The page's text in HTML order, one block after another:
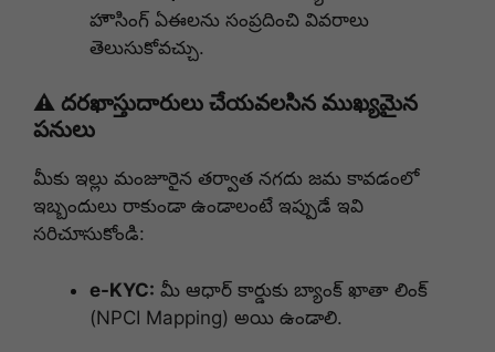
హౌసింగ్ ఏఈలను సంప్రదించి వివరాలు
తెలుసుకోవచ్చు.
⚠️ దరఖాస్తుదారులు చేయవలసిన ముఖ్యమైన
పనులు
మీకు ఇల్లు మంజూరైన తర్వాత నగదు జమ కావడంలో
ఇబ్బందులు రాకుండా ఉండాలంటే ఇప్పుడే ఇవి
సరిచూసుకోండి:
e-KYC: మీ ఆధార్ కార్డుకు బ్యాంక్ ఖాతా లింక్
(NPCI Mapping) అయి ఉండాలి.